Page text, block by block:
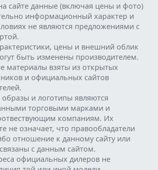
сайте данные (включая цены и фото)
информационный характер и
не являются предложениями с
цены и внешний облик
быть изменены производителем.
материалы взяты из открытых
и официальных сайтов
и логотипы являются
торговыми марками и
компаниям. Их
не означает, что правообладатели
отношение к данному сайту или
с данным сайтом.
официальных дилеров не